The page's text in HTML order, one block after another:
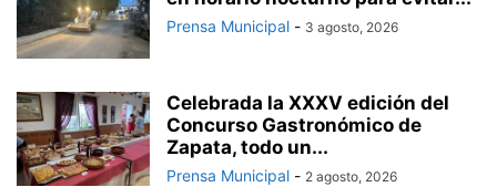
Prensa Municipal - 3 agosto, 2026
Celebrada la XXXV edición del
Concurso Gastronómico de
Zapata, todo un...
Prensa Municipal - 2 agosto, 2026